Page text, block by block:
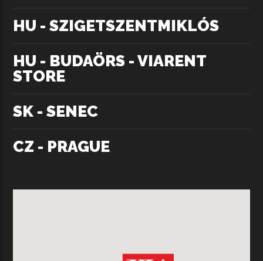
HU - SZIGETSZENTMIKLÓS
HU - BUDAÖRS - VIARENT
STORE
SK - SENEC
CZ - PRAGUE